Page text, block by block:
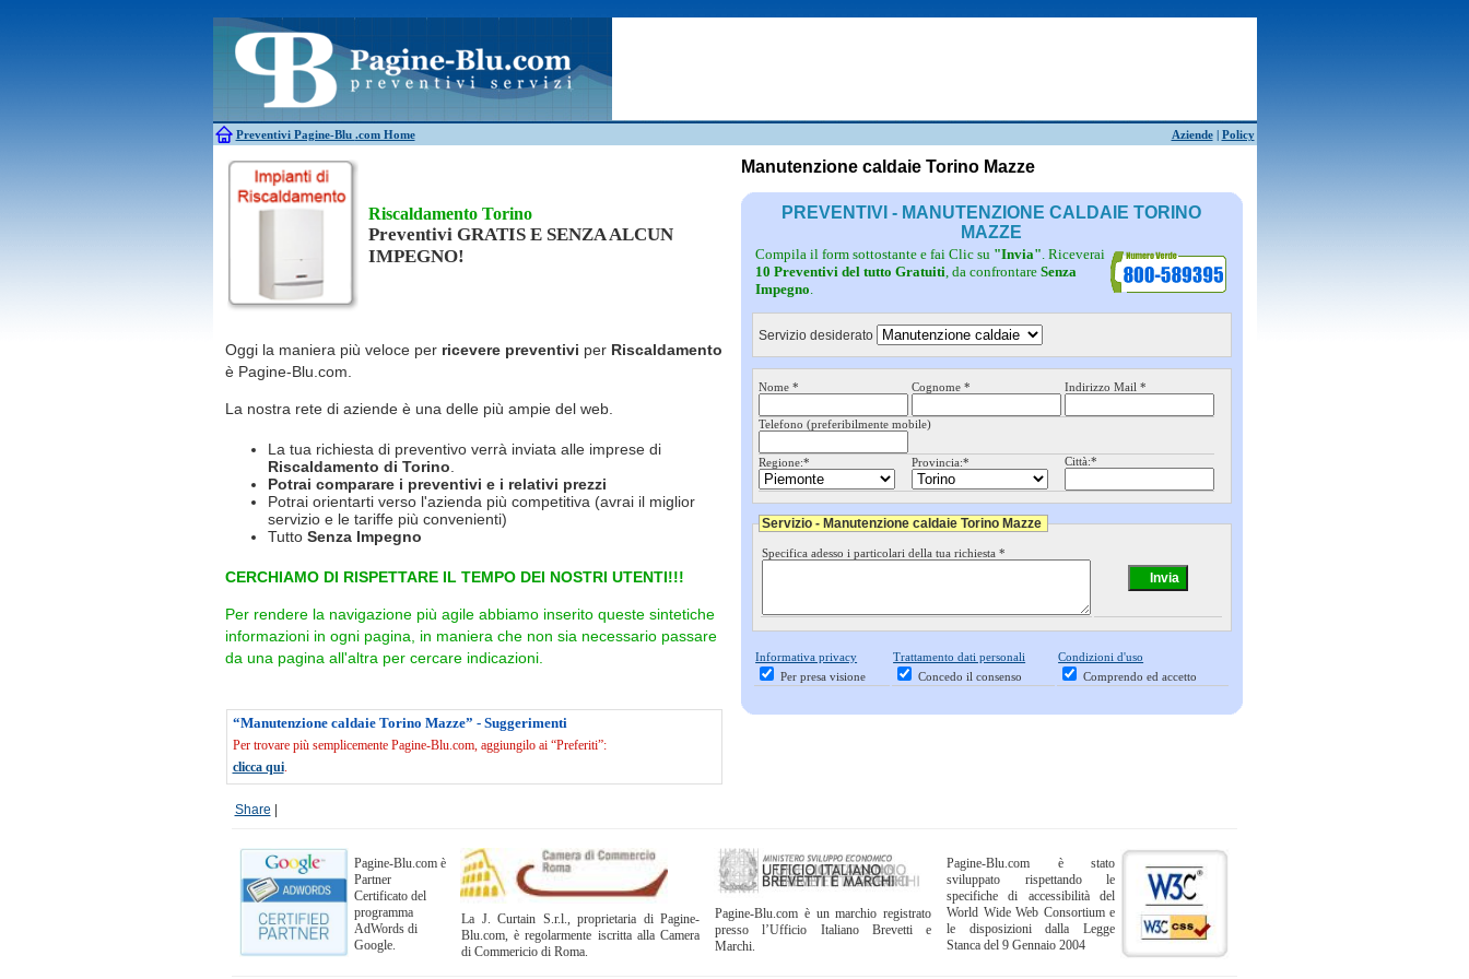
Preventivi Pagine-Blu .com Home Aziende| Policy
Antifurti
Allarme
Bagni chimici
Edilizia Giardinieri
Caldaie
Falegnami Idraulici
Canne fumarie
Parquet
Riscaldamento Torino
Preventivi GRATIS E SENZA ALCUN
IMPEGNO!
Oggi la maniera più veloce per ricevere preventivi per Riscaldamento
è Pagine-Blu.com.
La nostra rete di aziende è una delle più ampie del web.
La tua richiesta di preventivo verrà inviata alle imprese di
Riscaldamento di Torino
Potrai comparare i preventivi e i relativi prezzi
Potrai orientarti verso l'azienda più competitiva (avrai il miglior
servizio e le tariffe più convenienti)
Tutto Senza Impegno
CERCHIAMO DI RISPETTARE IL TEMPO DEI NOSTRI UTENTI!!!
Per rendere la navigazione più agile abbiamo inserito queste sintetiche
informazioni in ogni pagina, in maniera che non sia necessario passare
da una pagina all'altra per cercare indicazioni.
“Manutenzione caldaie Torino Mazze” - Suggerimenti
Per trovare più semplicemente Pagine-Blu.com, aggiungilo ai “Preferiti”:
clicca qui.
Share
Manutenzione caldaie Torino Mazze
PREVENTIVI - MANUTENZIONE CALDAIE TORINO
MAZZE
Compila il form sottostante e fai Clic su "Invia". Riceverai
10 Preventivi del tutto Gratuiti, da confrontareSenza
Impegno.
Servizio desiderato
Nome * Cognome * Indirizzo Mail *
Telefono (preferibilmente mobile)
Regione:* Provincia:* Città:*
Servizio - Manutenzione caldaie Torino Mazze
Specifica adesso i particolari della tua richiesta *
Informativa privacy
Per presa visione
Trattamento dati personali
Concedo il consenso
Condizioni d'uso
Comprendo ed accetto
Pagine-Blu.com è
Partner
Certificato del
programma
AdWords di
Google.
La J. Curtain S.r.l., proprietaria di Pagine-
Blu.com, è regolarmente iscritta alla Camera
di Commericio di Roma.
Pagine-Blu.com è un marchio registrato
presso l’Ufficio Italiano Brevetti e
Marchi.
Pagine-Blu.com è stato
sviluppato rispettando le
specifiche di accessibilità del
World Wide Web Consortium e
le disposizioni dalla Legge
Stanca del 9 Gennaio 2004